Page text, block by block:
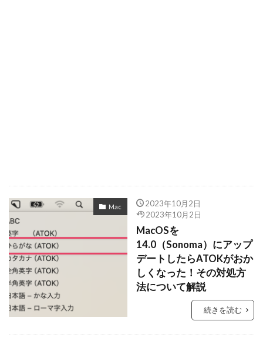
Mac
2023年10月2日
2023年10月2日
MacOSを
14.0（Sonoma）にアップ
デートしたらATOKがおか
しくなった！その対処方
法について解説
続きを読む